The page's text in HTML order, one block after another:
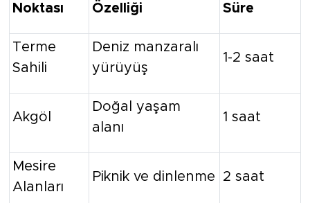
Noktası
Özelliği
Süre
Terme
Sahili
Deniz manzaralı
yürüyüş
1-2 saat
Akgöl
Doğal yaşam
alanı
1 saat
Mesire
Alanları
Piknik ve dinlenme 2 saat